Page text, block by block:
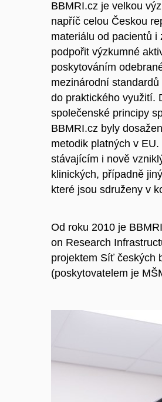
BBMRI.cz je velkou
napříč celou Českou
materiálu od pacientů i
podpořit výzkumné
poskytováním
mezinárodní
do praktického využití.
společenské principy
BBMRI.cz byly
metodik platných v
stávajícím i nově
klinických, případně
které jsou sdruženy v
Od roku 2010 je
on Research
projektem Síť českých
(poskytovatelem je